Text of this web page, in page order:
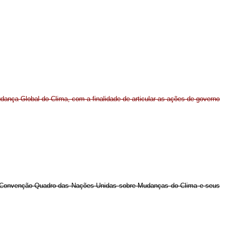
Global do Clima, com a finalidade de articular as ações de governo
Quadro das Nações Unidas sobre Mudanças do Clima e seus